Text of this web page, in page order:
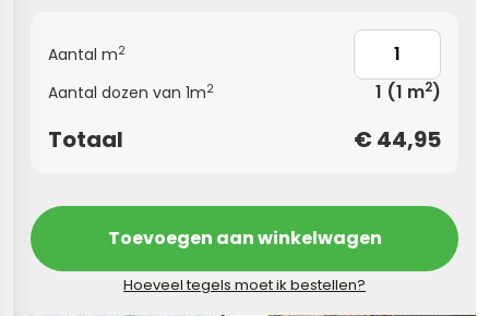
Aantal m2
Aantal dozen van 1m2 1 (1 m2)
Totaal € 44,95
Toevoegen aan winkelwagen
Hoeveel tegels moet ik bestellen?
betonlook